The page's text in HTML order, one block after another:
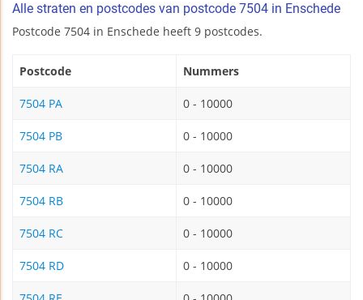
Alle straten en postcodes van postcode 7504 in Enschede
Postcode 7504 in Enschede heeft 9 postcodes.
Postcode Nummers
7504 PA 0 - 10000
7504 PB 0 - 10000
7504 RA 0 - 10000
7504 RB 0 - 10000
7504 RC 0 - 10000
7504 RD 0 - 10000